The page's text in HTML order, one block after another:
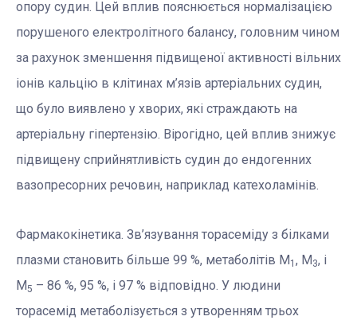
опору судин. Цей вплив пояснюється нормалізацією
порушеного електролітного балансу, головним чином
за рахунок зменшення підвищеної активності вільних
іонів кальцію в клітинах м’язів артеріальних судин,
що було виявлено у хворих, які страждають на
артеріальну гіпертензію. Вірогідно, цей вплив знижує
підвищену сприйнятливість судин до ендогенних
вазопресорних речовин, наприклад катехоламінів.
Фармакокінетика. Зв’язування торасеміду з білками
плазми становить більше 99 %, метаболітів М1 , М3, і
М5 – 86 %, 95 %, і 97 % відповідно. У людини
торасемід метаболізується з утворенням трьох